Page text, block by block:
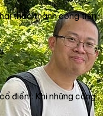
thác thành công trên
điển": Khi những công